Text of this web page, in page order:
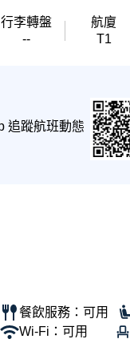
行李轉盤
--
航廈
T1
追蹤航班動態
餐飲服務：可用
Wi-Fi：可用